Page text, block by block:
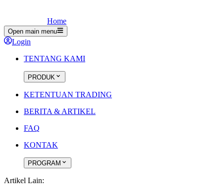
Home
Open main menu
Login
TENTANG KAMI
PRODUK
KETENTUAN TRADING
BERITA & ARTIKEL
FAQ
KONTAK
PROGRAM
Artikel Lain: